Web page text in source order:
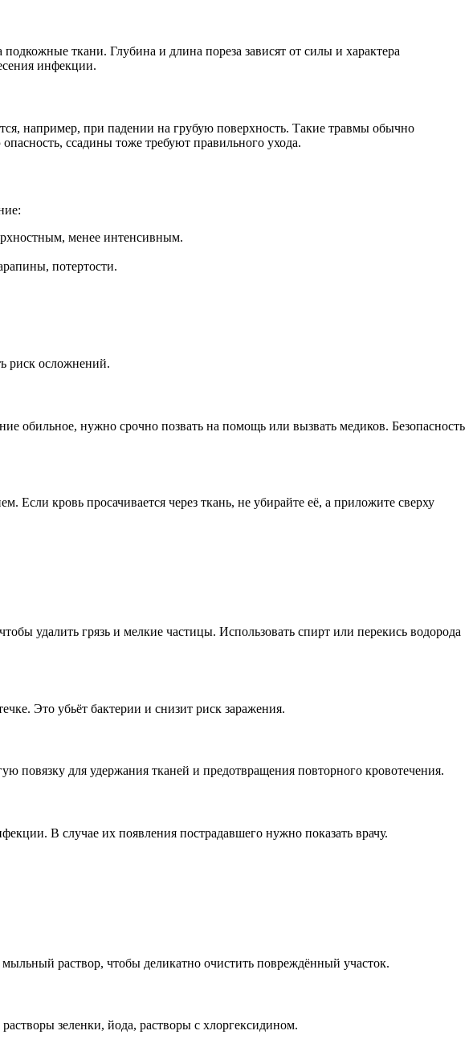
ткани. Глубина и длина пореза зависят от силы и характера
инфекции.
например, при падении на грубую поверхность. Такие травмы обычно
ссадины тоже требуют правильного ухода.
менее интенсивным.
потертости.
риск осложнений.
обильное, нужно срочно позвать на помощь или вызвать медиков. Безопасность
кровь просачивается через ткань, не убирайте её, а приложите сверху
удалить грязь и мелкие частицы. Использовать спирт или перекись водорода
Это убьёт бактерии и снизит риск заражения.
повязку для удержания тканей и предотвращения повторного кровотечения.
В случае их появления пострадавшего нужно показать врачу.
раствор, чтобы деликатно очистить повреждённый участок.
зеленки, йода, растворы с хлоргексидином.